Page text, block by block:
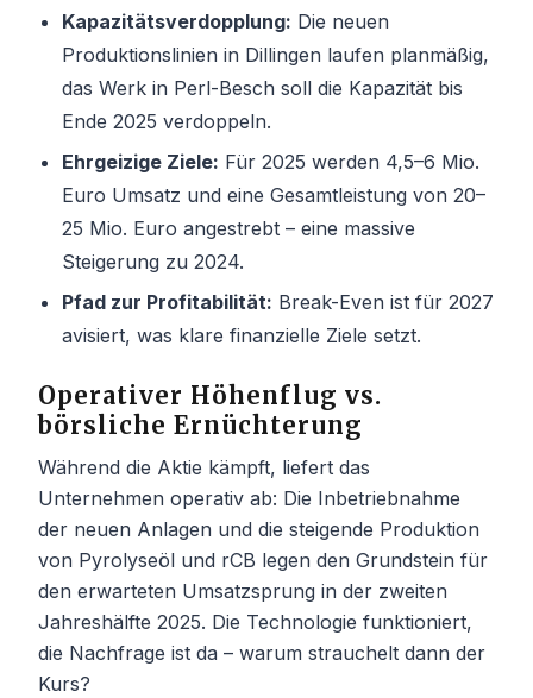
Kapazitätsverdopplung: Die neuen
Produktionslinien in Dillingen laufen planmäßig,
das Werk in Perl-Besch soll die Kapazität bis
Ende 2025 verdoppeln.
Ehrgeizige Ziele: Für 2025 werden 4,5–6 Mio.
Euro Umsatz und eine Gesamtleistung von 20–
25 Mio. Euro angestrebt – eine massive
Steigerung zu 2024.
Pfad zur Profitabilität: Break-Even ist für 2027
avisiert, was klare finanzielle Ziele setzt.
Operativer Höhenflug vs.
börsliche Ernüchterung
Während die Aktie kämpft, liefert das
Unternehmen operativ ab: Die Inbetriebnahme
der neuen Anlagen und die steigende Produktion
von Pyrolyseöl und rCB legen den Grundstein für
den erwarteten Umsatzsprung in der zweiten
Jahreshälfte 2025. Die Technologie funktioniert,
die Nachfrage ist da – warum strauchelt dann der
Kurs?